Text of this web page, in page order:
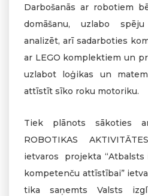
Darbošanās ar robotiem
domāšanu, uzlabo
analizēt, arī sadarboties
ar LEGO komplektiem un
uzlabot loģikas un
attīstīt sīko roku motoriku.
Tiek plānots sākoties
ROBOTIKAS
ietvaros projekta “Atbalsts
kompetenču attīstībai”
tika saņemts Valsts